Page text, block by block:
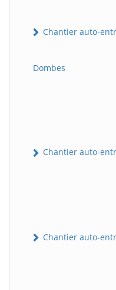
Chantier auto-
Dombes
Chantier auto-
Chantier auto-